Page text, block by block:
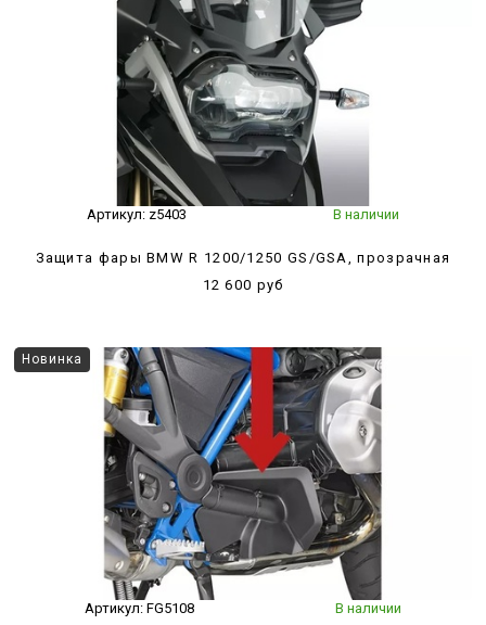
Артикул: z5403 В наличии
Защита фары BMW R 1200/1250 GS/GSA, прозрачная
12 600 руб
Новинка
Артикул: FG5108 В наличии